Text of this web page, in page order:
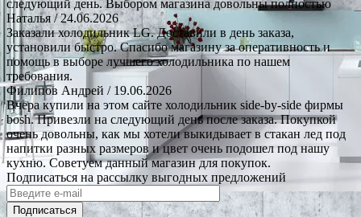
следующий день. Выбором магазина довольны полностью
Наталья / 24.06.2026
Заказали холодильник LG. Доставили в день заказа,
установили быстро. Спасибо магазину за оперативность и
помощь в выборе лучшего холодильника по нашем
требования.
Филипов Андрей / 19.06.2026
Вчера купили на этом сайте холодильник side-by-side фирмы
bosh. Привезли на следующий день после заказа. Покупкой
очень довольны, как мы хотели выкидывает в стакан лед под
напитки разных размеров и цвет очень подошел под нашу
кухню. Советуем данный магазин для покупок.
Подписаться на рассылку выгодных предложений
Подписаться